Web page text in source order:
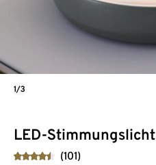
LED-Stimmungslicht
(101)
1/3